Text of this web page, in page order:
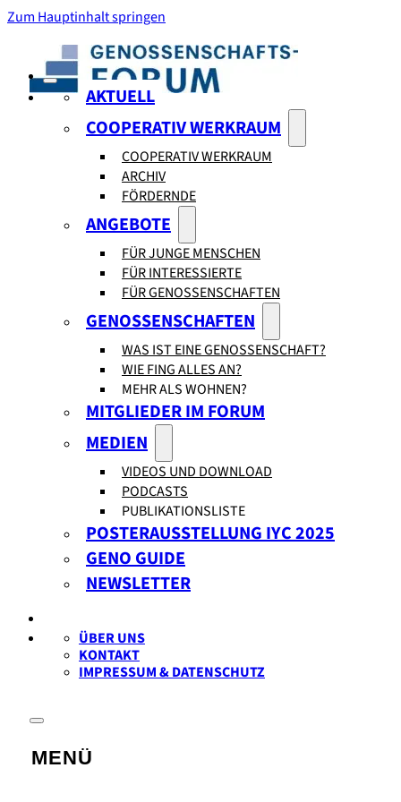
Zum Hauptinhalt springen
AKTUELL
COOPERATIV WERKRAUM
COOPERATIV WERKRAUM
ARCHIV
FÖRDERNDE
ANGEBOTE
FÜR JUNGE MENSCHEN
FÜR INTERESSIERTE
FÜR GENOSSENSCHAFTEN
GENOSSENSCHAFTEN
WAS IST EINE GENOSSENSCHAFT?
WIE FING ALLES AN?
MEHR ALS WOHNEN?
MITGLIEDER IM FORUM
MEDIEN
VIDEOS UND DOWNLOAD
PODCASTS
PUBLIKATIONSLISTE
POSTERAUSSTELLUNG IYC 2025
GENO GUIDE
NEWSLETTER
ÜBER UNS
KONTAKT
IMPRESSUM & DATENSCHUTZ